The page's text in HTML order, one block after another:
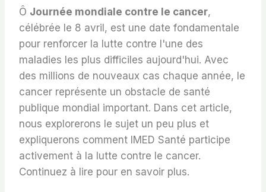
Ô Journée mondiale contre le cancer,
célébrée le 8 avril, est une date fondamentale
pour renforcer la lutte contre l'une des
maladies les plus difficiles aujourd'hui. Avec
des millions de nouveaux cas chaque année, le
cancer représente un obstacle de santé
publique mondial important. Dans cet article,
nous explorerons le sujet un peu plus et
expliquerons comment IMED Santé participe
activement à la lutte contre le cancer.
Continuez à lire pour en savoir plus.